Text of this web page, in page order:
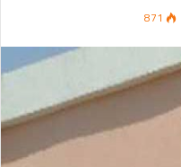
871